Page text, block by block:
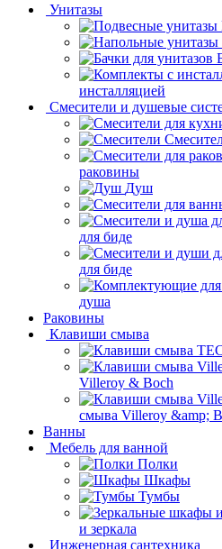
Унитазы
инсталляцией
Смесители и душевые
раковины
Душ
для биде
для биде
душа
Раковины
Клавиши смыва
Villeroy & Boch
смыва Villeroy &amp;
Ванны
Мебель для ванной
Полки
Шкафы
Тумбы
и зеркала
Инженерная сантехника